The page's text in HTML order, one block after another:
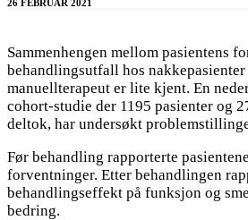
26 FEBRUAR 2021
Sammenhengen mellom pasientens
behandlingsutfall hos
manuellterapeut er lite kjent. En
cohort-studie der 1195 pasienter og
deltok, har undersøkt
Før behandling rapporterte
forventninger. Etter behandlingen
behandlingseffekt på funksjon og
bedring.